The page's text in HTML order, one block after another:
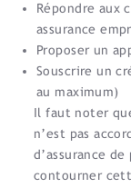
Répondre aux
assurance
Proposer un
Souscrire un
au maximum)
Il faut noter
n’est pas
d’assurance
contourner